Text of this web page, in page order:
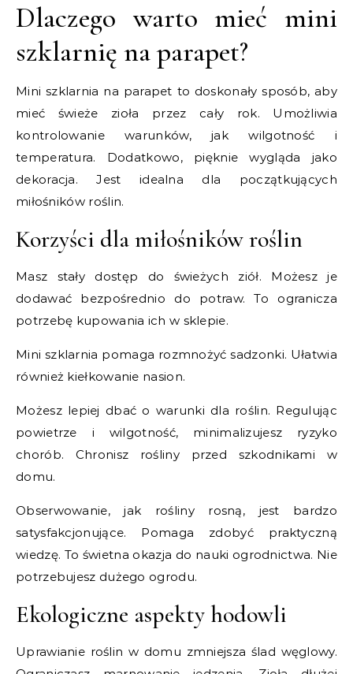
Dlaczego warto mieć mini
szklarnię na parapet?
Mini szklarnia na parapet to doskonały sposób, aby
mieć świeże zioła przez cały rok. Umożliwia
kontrolowanie warunków, jak wilgotność i
temperatura. Dodatkowo, pięknie wygląda jako
dekoracja. Jest idealna dla początkujących
miłośników roślin.
Korzyści dla miłośników roślin
Masz stały dostęp do świeżych ziół. Możesz je
dodawać bezpośrednio do potraw. To ogranicza
potrzebę kupowania ich w sklepie.
Mini szklarnia pomaga rozmnożyć sadzonki. Ułatwia
również kiełkowanie nasion.
Możesz lepiej dbać o warunki dla roślin. Regulując
powietrze i wilgotność, minimalizujesz ryzyko
chorób. Chronisz rośliny przed szkodnikami w
domu.
Obserwowanie, jak rośliny rosną, jest bardzo
satysfakcjonujące. Pomaga zdobyć praktyczną
wiedzę. To świetna okazja do nauki ogrodnictwa. Nie
potrzebujesz dużego ogrodu.
Ekologiczne aspekty hodowli
Uprawianie roślin w domu zmniejsza ślad węglowy.